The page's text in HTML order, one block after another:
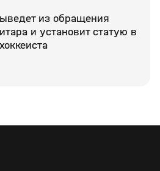
из обращения
и установит статую в